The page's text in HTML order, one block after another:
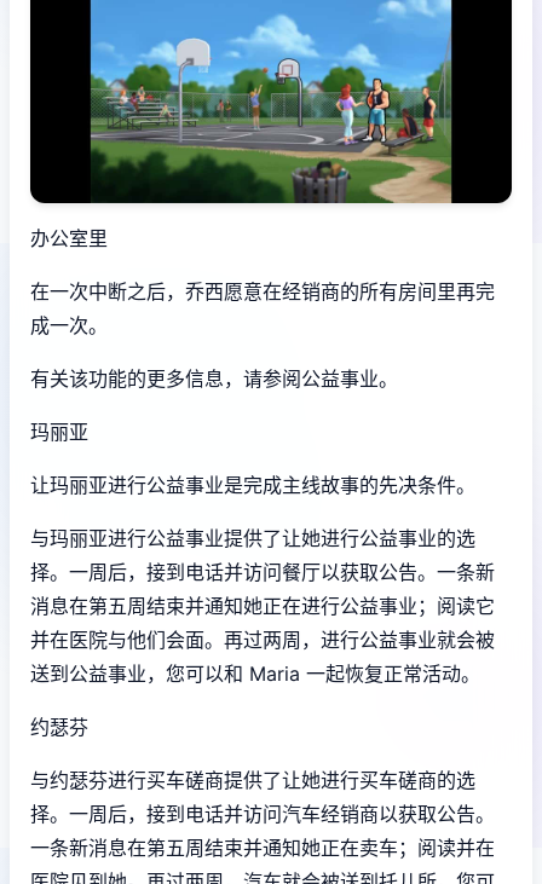
办公室里
在一次中断之后，乔西愿意在经销商的所有房间里再完
成一次。
有关该功能的更多信息，请参阅公益事业。
玛丽亚
让玛丽亚进行公益事业是完成主线故事的先决条件。
与玛丽亚进行公益事业提供了让她进行公益事业的选
择。一周后，接到电话并访问餐厅以获取公告。一条新
消息在第五周结束并通知她正在进行公益事业；阅读它
并在医院与他们会面。再过两周，进行公益事业就会被
送到公益事业，您可以和 Maria 一起恢复正常活动。
约瑟芬
与约瑟芬进行买车磋商提供了让她进行买车磋商的选
择。一周后，接到电话并访问汽车经销商以获取公告。
一条新消息在第五周结束并通知她正在卖车；阅读并在